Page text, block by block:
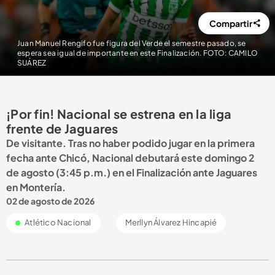
Juan Manuel Rengifo fue figura del Verde el semestre pasado, se
espera sea igual de importante en este Finalización. FOTO: CAMILO
SUÁREZ
Compartir
¡Por fin! Nacional se estrena en la liga
frente de Jaguares
De visitante. Tras no haber podido jugar en la primera
fecha ante Chicó, Nacional debutará este domingo 2
de agosto (3:45 p.m.) en el Finalización ante Jaguares
en Montería.
02 de agosto de 2026
Atlético Nacional Merllyn Álvarez Hincapié